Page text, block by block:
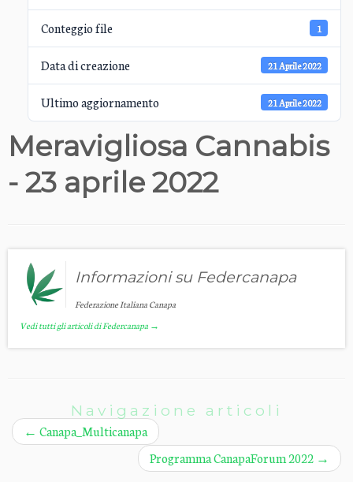
Conteggio file 1
Data di creazione 21 Aprile 2022
Ultimo aggiornamento 21 Aprile 2022
Meravigliosa Cannabis
- 23 aprile 2022
Informazioni su Federcanapa
Federazione Italiana Canapa
Vedi tutti gli articoli di Federcanapa →
Navigazione articoli
← Canapa_Multicanapa
Programma CanapaForum 2022 →